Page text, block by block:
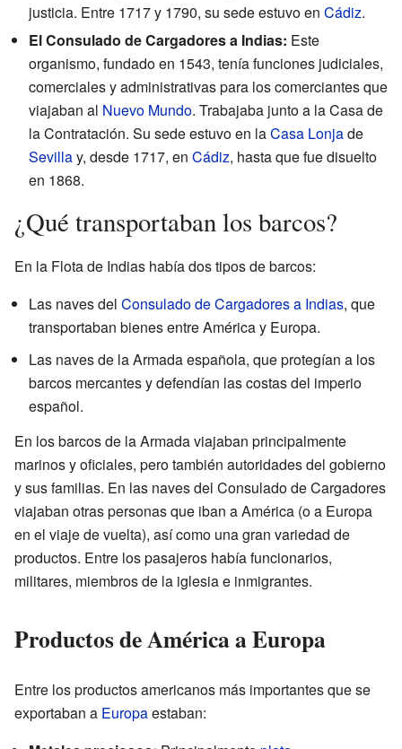
justicia. Entre 1717 y 1790, su sede estuvo en Cádiz.
El Consulado de Cargadores a Indias: Este
organismo, fundado en 1543, tenía funciones judiciales,
comerciales y administrativas para los comerciantes que
viajaban al Nuevo Mundo. Trabajaba junto a la Casa de
la Contratación. Su sede estuvo en laCasa Lonjade
Sevillay, desde 1717, en Cádiz, hasta que fue disuelto
en 1868.
¿Qué transportaban los barcos?
En la Flota de Indias había dos tipos de barcos:
Las naves del Consulado de Cargadores a Indias, que
transportaban bienes entre América y Europa.
Las naves de la Armada española, que protegían a los
barcos mercantes y defendían las costas del imperio
español.
En los barcos de la Armada viajaban principalmente
marinos y oficiales, pero también autoridades del gobierno
y sus familias. En las naves del Consulado de Cargadores
viajaban otras personas que iban a América (o a Europa
en el viaje de vuelta), así como una gran variedad de
productos. Entre los pasajeros había funcionarios,
militares, miembros de la iglesia e inmigrantes.
Productos de América a Europa
Entre los productos americanos más importantes que se
exportaban a Europaestaban: